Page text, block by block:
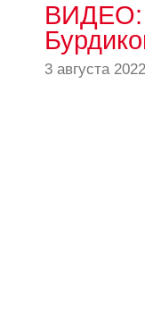
ВИДЕО:
3 августа